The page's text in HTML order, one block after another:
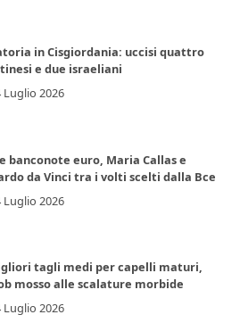
in Cisgiordania: uccisi quattro
e due israeliani
Luglio 2026
banconote euro, Maria Callas e
da Vinci tra i volti scelti dalla Bce
Luglio 2026
tagli medi per capelli maturi,
mosso alle scalature morbide
Luglio 2026